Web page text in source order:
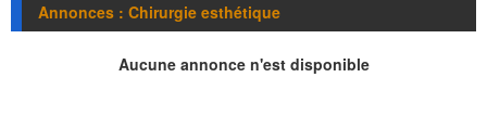
Annonces : Chirurgie esthétique
Aucune annonce n'est disponible